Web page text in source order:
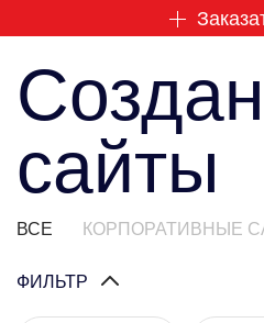
сайты
ВСЕ КОРПОРАТИВНЫЕ
ФИЛЬТР